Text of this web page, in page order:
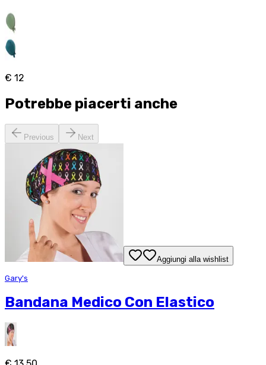
€ 12
Potrebbe piacerti anche
Previous Next
Aggiungi alla wishlist
Gary's
Bandana Medico Con Elastico